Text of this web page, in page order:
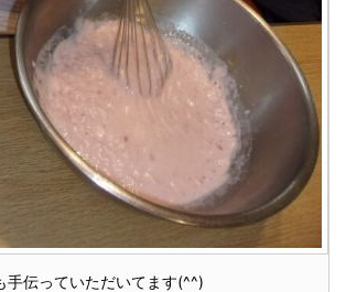
手伝っていただいてます(^^)